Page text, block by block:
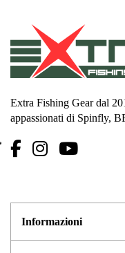
Extra Fishing Gear dal
appassionati di Spinfly,
Informazioni